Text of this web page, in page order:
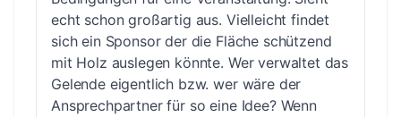
echt schon großartig aus. Vielleicht findet
sich ein Sponsor der die Fläche schützend
mit Holz auslegen könnte. Wer verwaltet das
Gelende eigentlich bzw. wer wäre der
Ansprechpartner für so eine Idee? Wenn